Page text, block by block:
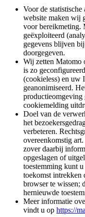
Voor de statistische
website maken wij
voor bereikmeting.
geëxploiteerd
gegevens blijven
doorgegeven.
Wij zetten Matomo
is zo
(cookieless) en uw
geanonimiseerd.
productieomgeving
cookiemelding
Doel van de
het
verbeteren.
overeenkomstig
zover daarbij
opgeslagen of
toestemming kunt
toekomst intrekken
browser te wissen;
hernieuwde
Meer informatie
vindt u op https://